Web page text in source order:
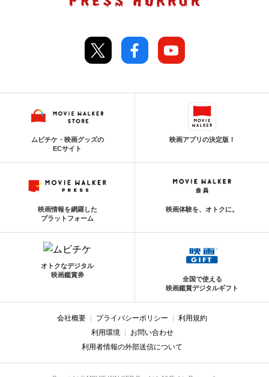
ムビチケ・映画グッズの
ECサイト
映画アプリの決定版！
映画情報を網羅した
プラットフォーム
映画体験を、オトクに。
オトクなデジタル
映画鑑賞券
全国で使える
映画鑑賞デジタルギフト
会社概要 プライバシーポリシー
利用規約
利用環境
お問い合わせ
利用者情報の外部送信について